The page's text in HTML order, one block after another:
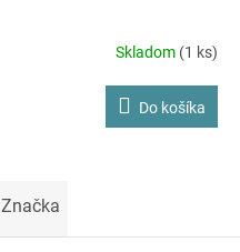
Skladom (1 ks)
Do košíka
Značka